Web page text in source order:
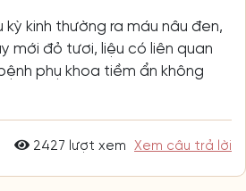
kinh thường ra máu nâu đen,
mới đỏ tươi, liệu có liên quan
phụ khoa tiềm ẩn không
2427 lượt xem Xem câu trả lời